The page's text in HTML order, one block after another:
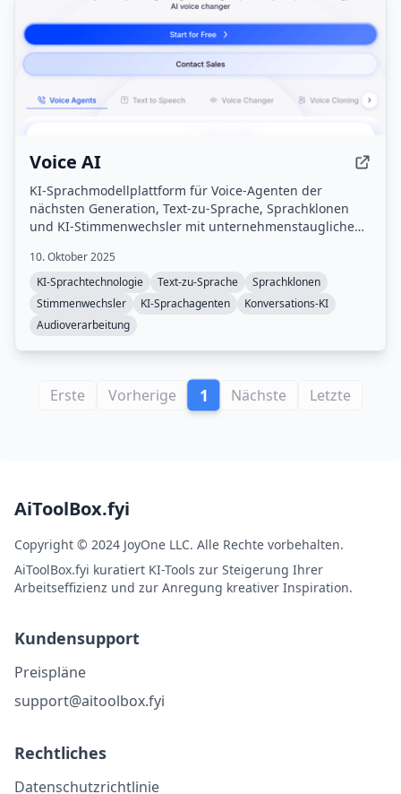
Voice AI
KI-Sprachmodellplattform für Voice-Agenten der
nächsten Generation, Text-zu-Sprache, Sprachklonen
und KI-Stimmenwechsler mit unternehmenstauglichen
Sprachtransformationsfunktionen.
10. Oktober 2025
KI-Sprachtechnologie
Text-zu-Sprache
Sprachklonen
Stimmenwechsler
KI-Sprachagenten
Konversations-KI
Audioverarbeitung
Erste Vorherige 1 Nächste Letzte
AiToolBox.fyi
Copyright © 2024 JoyOne LLC. Alle Rechte vorbehalten.
AiToolBox.fyi kuratiert KI-Tools zur Steigerung Ihrer
Arbeitseffizienz und zur Anregung kreativer Inspiration.
Kundensupport
Preispläne
support@aitoolbox.fyi
Rechtliches
Datenschutzrichtlinie